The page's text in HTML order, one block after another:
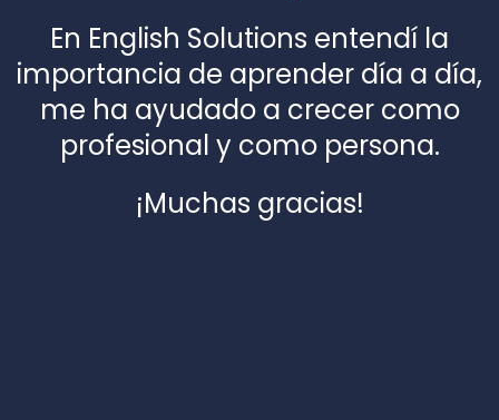
En English Solutions entendí la
importancia de aprender día a día,
me ha ayudado a crecer como
profesional y como persona.
¡Muchas gracias!